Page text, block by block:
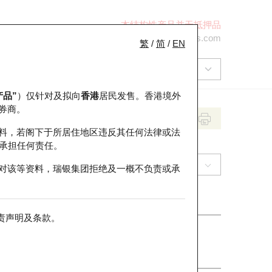
本结构性产品并无抵押品
ol-hkwarrants@ubs.com
繁 / 简 / EN
品”）仅针对及拟向香港居民发售。香港境外
商。
，若阁下于所居住地区违反其任何法律或法
担任何责任。
该等资料，瑞银集团拒绝及一概不负责或承
声明及条款。
(9618) 京东集团